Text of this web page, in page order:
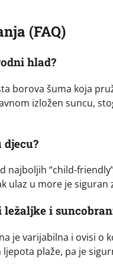
(FAQ)
hlad?
borova šuma koja
izložen suncu,
djecu?
najboljih “child-
ulaz u more je siguran
i
je varijabilna i ovisi o
plaže, pa je